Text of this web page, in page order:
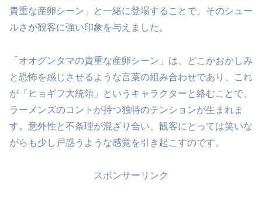
貴重な産卵シーン」と一緒に登場することで、そのシュー
ルさが観客に強い印象を与えました。
「オオグンタマの貴重な産卵シーン」は、どこかおかしみ
と恐怖を感じさせるような言葉の組み合わせであり、これ
が「ヒョギフ大統領」というキャラクターと絡むことで、
ラーメンズのコントが持つ独特のテンションが生まれま
す。意外性と不条理が混ざり合い、観客にとっては笑いな
がらも少し戸惑うような感覚を引き起こすのです。
スポンサーリンク